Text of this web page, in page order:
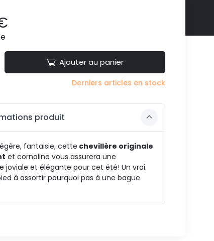
Ajouter au panier
Derniers articles en stock
produit
fantaisie, cette chevillère originale
et cornaline vous assurera une
joviale et élégante pour cet été! Un vrai
à assortir pourquoi pas à une bague